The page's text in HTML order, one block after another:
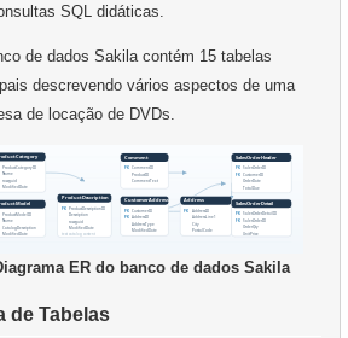
SQL didáticas.
de dados Sakila contém 15 tabelas
descrevendo vários aspectos de uma
de locação de DVDs.
ER do banco de dados Sakila
de Tabelas